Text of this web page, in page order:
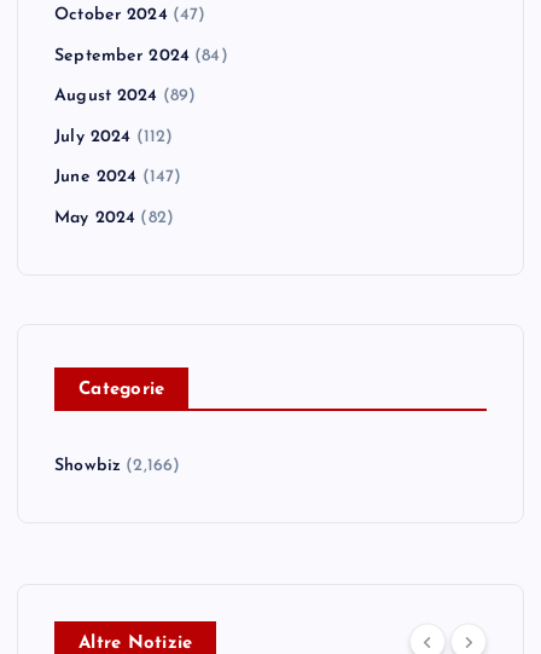
October 2024 (47)
September 2024 (84)
August 2024 (89)
July 2024 (112)
June 2024 (147)
May 2024 (82)
Categorie
Showbiz (2,166)
Altre Notizie